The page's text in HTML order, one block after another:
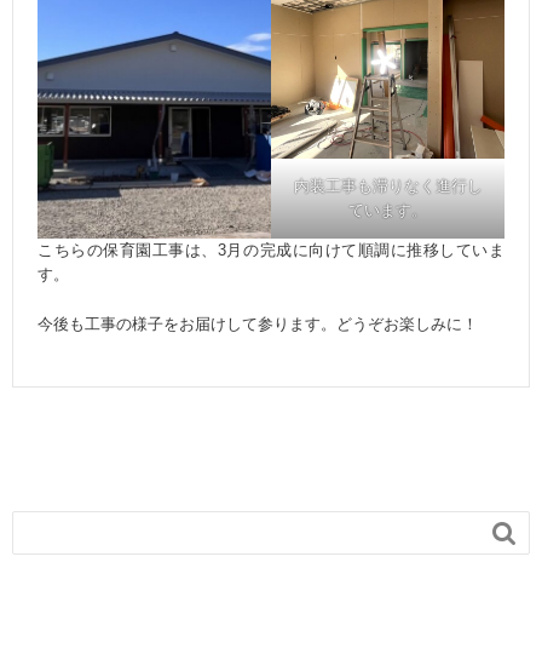
内装工事も滞りなく進行し
ています。
こちらの保育園工事は、3月の完成に向けて順調に推移していま
す。
今後も工事の様子をお届けして参ります。どうぞお楽しみに！
